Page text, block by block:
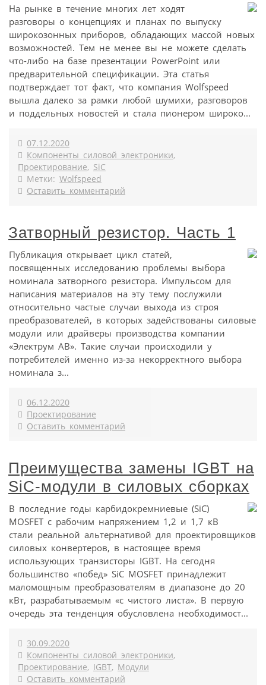
На рынке в течение многих лет ходят
разговоры о концепциях и планах по выпуску
широкозонных приборов, обладающих массой новых
возможностей. Тем не менее вы не можете сделать
что-либо на базе презентации PowerPoint или
предварительной спецификации. Эта статья
подтверждает тот факт, что компания Wolfspeed
вышла далеко за рамки любой шумихи, разговоров
и поддельных новостей и стала пионером широко...
07.12.2020
Компоненты силовой электроники,
Проектирование, SiC
Метки: Wolfspeed
Оставить комментарий
Затворный резистор. Часть 1
Публикация открывает цикл статей,
посвященных исследованию проблемы выбора
номинала затворного резистора. Импульсом для
написания материалов на эту тему послужили
относительно частые случаи выхода из строя
преобразователей, в которых задействованы силовые
модули или драйверы производства компании
«Электрум АВ». Такие случаи происходили у
потребителей именно из-за некорректного выбора
номинала з...
06.12.2020
Проектирование
Оставить комментарий
Преимущества замены IGBT на
SiC-модули в силовых сборках
В последние годы карбидокремниевые (SiC)
MOSFET с рабочим напряжением 1,2 и 1,7 кВ
стали реальной альтернативой для проектировщиков
силовых конвертеров, в настоящее время
использующих транзисторы IGBT. На сегодня
большинство «побед» SiC MOSFET принадлежит
маломощным преобразователям в диапазоне до 20
кВт, разрабатываемым «с чистого листа». В первую
очередь эта тенденция обусловлена необходимост...
30.09.2020
Компоненты силовой электроники,
Проектирование, IGBT, Модули
Оставить комментарий